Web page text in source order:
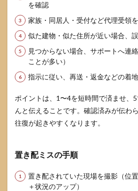
を確認
家族・同居人・受付など代理受領
似た建物・似た住所が近い場合、
見つからない場合、サポートへ連
ことが多い）
指示に従い、再送・返金などの着
ポイントは、1〜4を短時間で済ませ、
んと伝えることです。確認済みが伝わ
往復が起きやすくなります。
置き配ミスの手順
置き配されていた現場を撮影（位
＋状況のアップ）